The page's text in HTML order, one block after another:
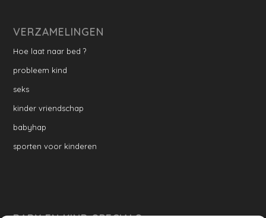
VERZAMELINGEN
Hoe laat naar bed ?
probleem kind
seks
kinder vriendschap
babyhap
sporten voor kinderen